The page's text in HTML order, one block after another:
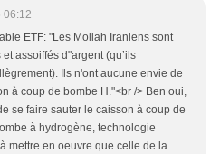
06:12
ETF: "Les Mollah Iraniens sont
assoiffés d"argent (qu’ils
Ils n'ont aucune envie de
à coup de bombe H."<br /> Ben oui,
se faire sauter le caisson à coup de
à hydrogène, technologie
mettre en oeuvre que celle de la